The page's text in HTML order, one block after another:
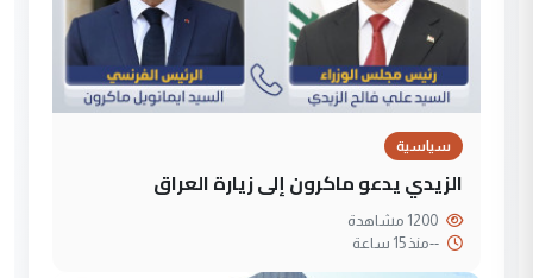
سياسية
الزيدي يدعو ماكرون إلى زيارة العراق
--منذ 15 ساعة